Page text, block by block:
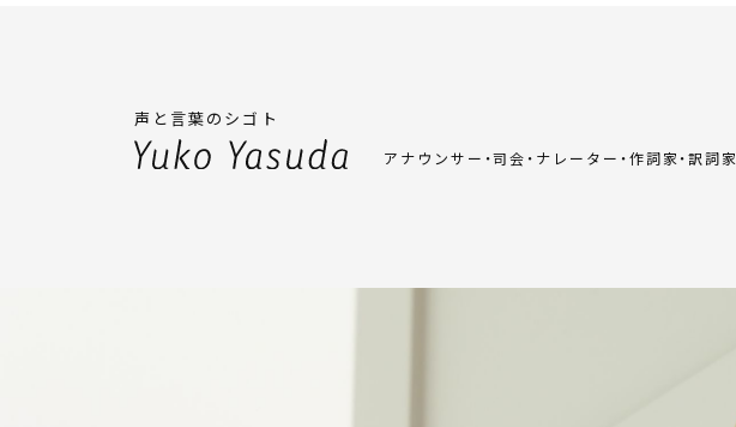
声と言葉のシゴト
アナウンサー・司会・ナレーター・作詞家・訳詞家